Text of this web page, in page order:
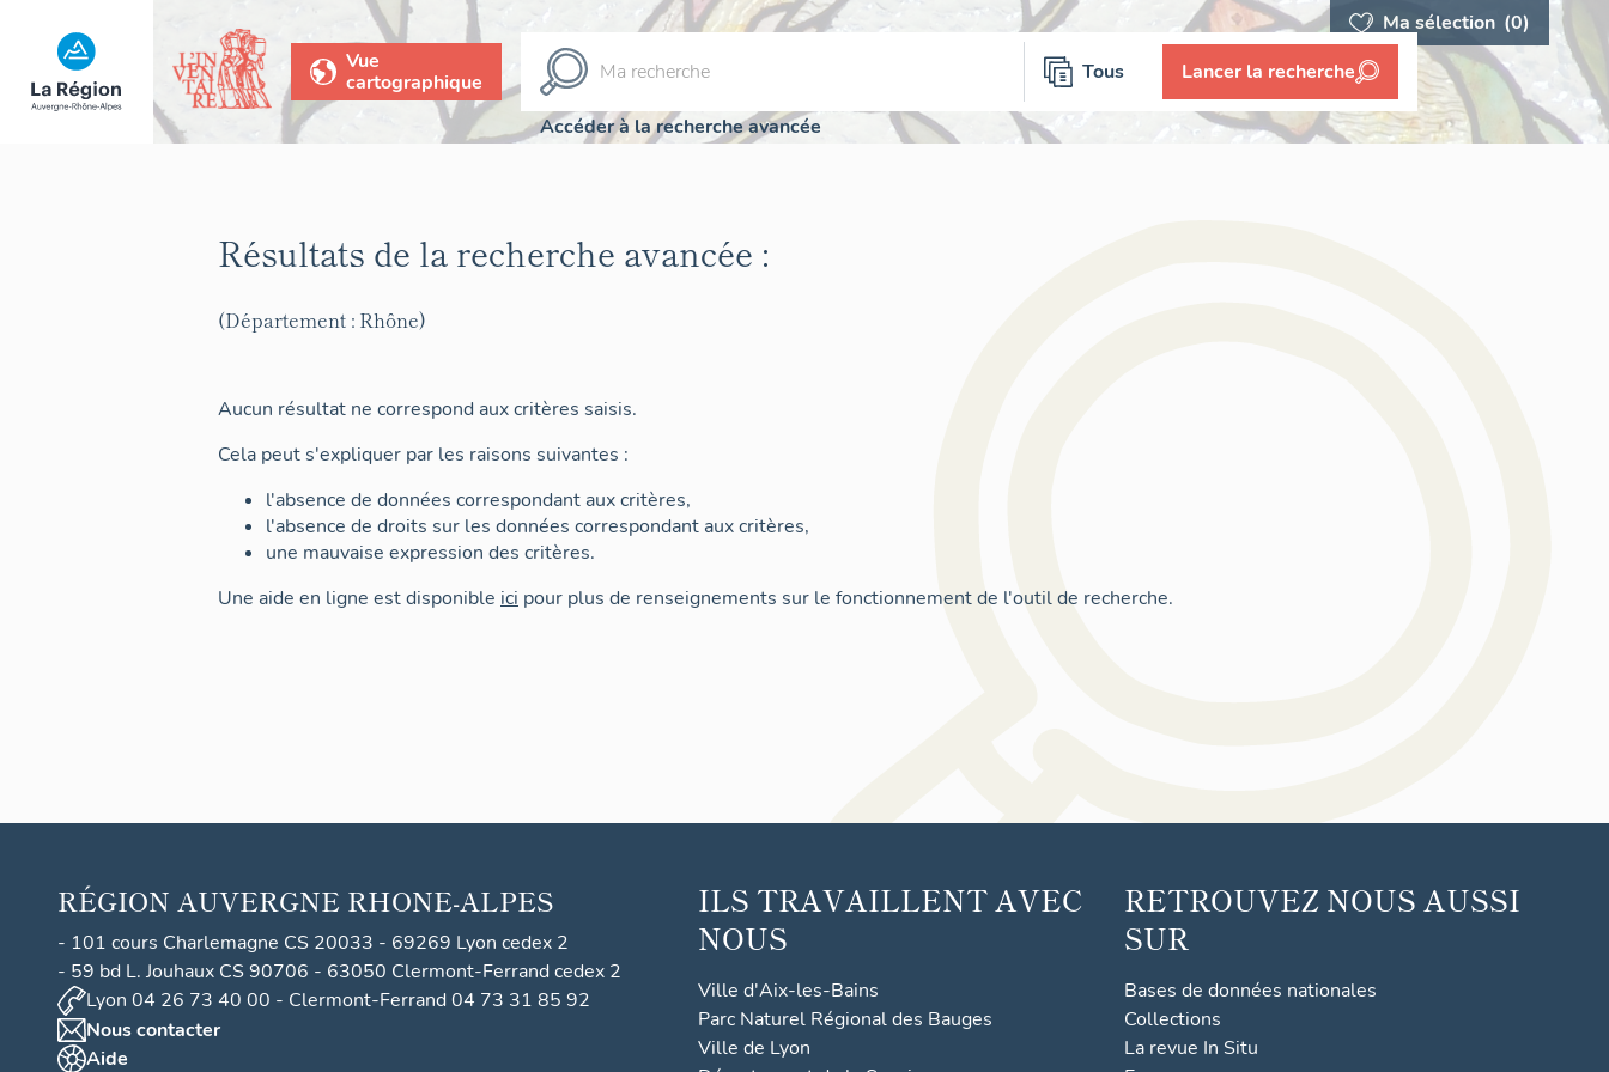
Ma sélection (0)
Vue
cartographique
Tous Lancer la recherche
Accéder à la recherche avancée
Résultats de la recherche avancée :
(Département : Rhône)
Aucun résultat ne correspond aux critères saisis.
Cela peut s'expliquer par les raisons suivantes :
l'absence de données correspondant aux critères,
l'absence de droits sur les données correspondant aux critères,
une mauvaise expression des critères.
Une aide en ligne est disponible ici pour plus de renseignements sur le fonctionnement de l'outil de recherche.
RÉGION AUVERGNE RHONE-ALPES
- 101 cours Charlemagne CS 20033 - 69269 Lyon cedex 2
- 59 bd L. Jouhaux CS 90706 - 63050 Clermont-Ferrand cedex 2
Lyon 04 26 73 40 00 - Clermont-Ferrand 04 73 31 85 92
Nous contacter
Aide
ILS TRAVAILLENT AVEC
NOUS
Ville d'Aix-les-Bains
Parc Naturel Régional des Bauges
Ville de Lyon
RETROUVEZ NOUS AUSSI
SUR
Bases de données nationales
Collections
La revue In Situ